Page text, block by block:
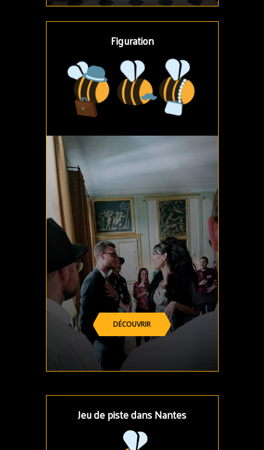
Figuration
DÉCOUVRIR
Jeu de piste dans Nantes